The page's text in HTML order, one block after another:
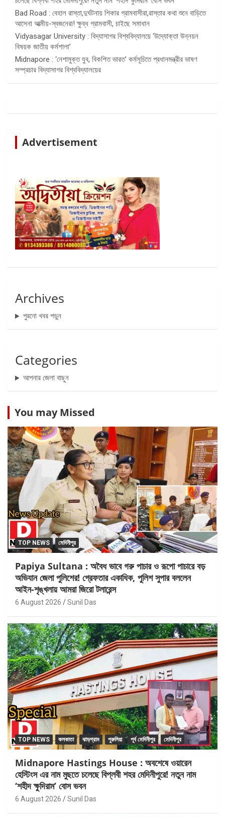
Bad Road : বেহাল রাস্তা,দুর্ঘটনায় শিকার গ্রামবাসীরা,রাস্তার কথা শুনে বাড়িতে
আসেনা আত্মীয়-স্বজনেরা! ক্ষুব্ধ গ্রামবাসী, চাইছে সমাধান
Vidyasagar University : বিদ্যাসাগর বিশ্ববিদ্যালয়ে ‘উদ্যোক্তা উন্নয়ন
বিষয়ক জাতীয় কর্মশালা’
Midnapore : ‘নেশামুক্ত যুব, বিকশিত ভারত’ কর্মসূচিতে প্রধানমন্ত্রীর ভাষণ
সম্প্রচার বিদ্যাসাগর বিশ্ববিদ্যালয়ের
Advertisement
Archives
পুরনো খবর পড়ুন
Categories
আপনার জেলা বাছুন
You may Missed
TOP NEWS মেদিনীপুর
Papiya Sultana : অবৈধ ভাবে গরু পাচার ও রূপো পাচারে বড়
অভিযান জেলা পুলিশের! গ্রেফতার একাধিক, পুলিশ সুপার বললেন
আইন-শৃঙ্খলায় আমরা জিরো টলারেন্স
6 August 2026 Sunil Das
TOP NEWS কলকাতা ঝাড়গ্রাম পুরুলিয়া পূর্ব মেদিনীপুর মেদিনীপুর
Midnapore Hastings House : অবশেষে ওয়ারেন
হেস্টিংস এর নাম মুছতে চলেছে বিপ্লবী শহর মেদিনীপুরে! নতুন নাম
‘শহীদ ক্ষুদিরাম’ বোস ভবন
6 August 2026 Sunil Das